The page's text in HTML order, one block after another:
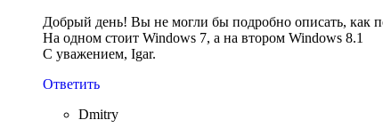
Добрый день! Вы не могли бы подробно описать, как
На одном стоит Windows 7, а на втором Windows 8.1
С уважением, Igar.
Ответить
Dmitry